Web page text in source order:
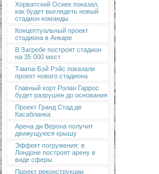
Хорватский Осиек показал,
как будет выглядеть новый
стадион команды
Концептуальный проект
стадиона в Анкаре
В Загребе построят стадион
на 35 000 мест
Тампа-Бэй Рэйс показали
проект нового стадиона
Главный корт Ролан Гаррос
будет разрушен до основания
Проект Гранд Стад де
Касабланка
Арена ди Верона получит
движущуюся крышу
Эффект погружения: в
Лондоне построят арену в
виде сферы
Проект реконструкции